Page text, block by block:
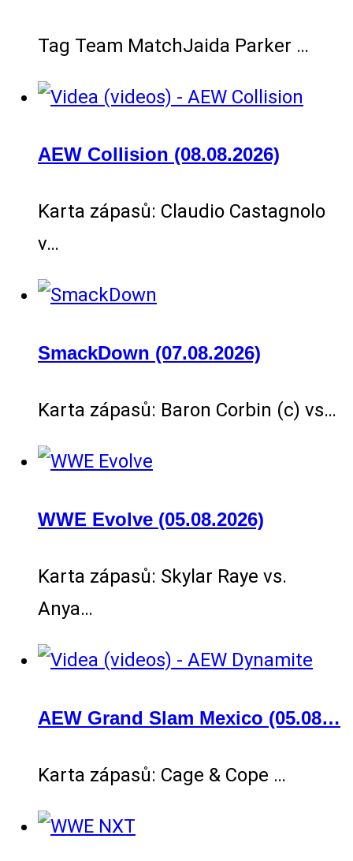
Tag Team MatchJaida Parker …
AEW Collision (08.08.2026)
Karta zápasů: Claudio Castagnolo
v…
SmackDown (07.08.2026)
Karta zápasů: Baron Corbin (c) vs…
WWE Evolve (05.08.2026)
Karta zápasů: Skylar Raye vs.
Anya…
AEW Grand Slam Mexico (05.08…
Karta zápasů: Cage & Cope …